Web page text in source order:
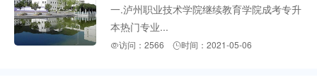
一.泸州职业技术学院继续教育学院成考专升
本热门专业...
访问：2566 时间：2021-05-06